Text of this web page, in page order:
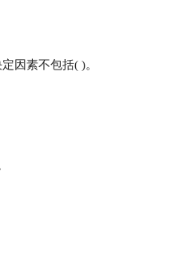
因素不包括( )。